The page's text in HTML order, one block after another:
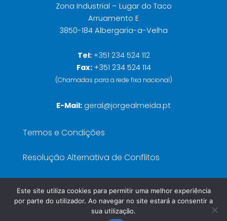
Zona Industrial – Lugar do Taco
Arruamento E
3850-184 Albergaria-a-Velha
Tel: +351 234 524 112
Fax:+351 234 524 114
(Chamadas para a rede fixa nacional)
E-Mail: geral@jorgealmeida.pt
Termos e Condições
Resolução Alternativa de Conflitos
Livro de Reclamações
Este site utiliza cookies para permitir uma melhor experiência
por parte do utilizador. Ao navegar no site estará a consentir a
sua utilização.